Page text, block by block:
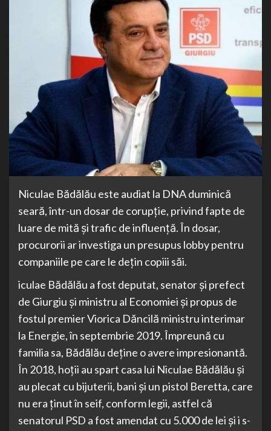
Niculae Bădălău este audiat la DNA duminică
seară, într-un dosar de corupție, privind fapte de
luare de mită și trafic de influență. În dosar,
procurorii ar investiga un presupus lobby pentru
companiile pe care le dețin copiii săi.
iculae Bădălău a fost deputat, senator și prefect
de Giurgiu și ministru al Economiei și propus de
fostul premier Viorica Dăncilă ministru interimar
la Energie, în septembrie 2019. Împreună cu
familia sa, Bădălău deține o avere impresionantă.
În 2018, hoții au spart casa lui Niculae Bădălău și
au plecat cu bijuterii, bani și un pistol Beretta, care
nu era ținut în seif, conform legii, astfel că
senatorul PSD a fost amendat cu 5.000 de lei și i s-